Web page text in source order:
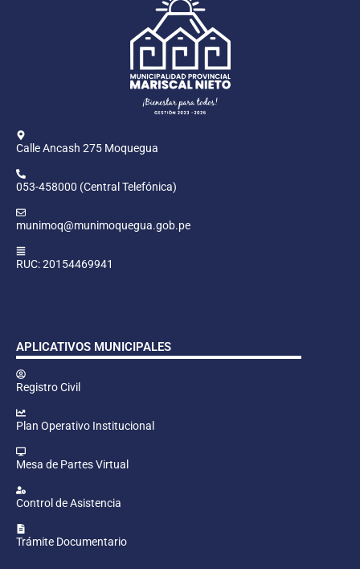
Calle Ancash 275 Moquegua
053-458000 (Central Telefónica)
munimoq@munimoquegua.gob.pe
RUC: 20154469941
APLICATIVOS MUNICIPALES
Registro Civil
Plan Operativo Institucional
Mesa de Partes Virtual
Control de Asistencia
Trámite Documentario